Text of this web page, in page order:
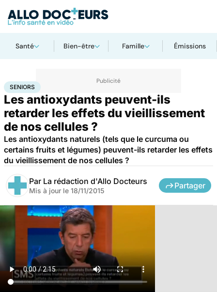
Santé Bien-être Famille Émissions
AccueilSanté
SENIORS
Les antioxydants peuvent-ils
retarder les effets du vieillissement
de nos cellules ?
Les antioxydants naturels (tels que le curcuma ou
certains fruits et légumes) peuvent-ils retarder les effets
du vieillissement de nos cellules ?
Par La rédaction d'Allo Docteurs
Mis à jour le 18/11/2015
Partager